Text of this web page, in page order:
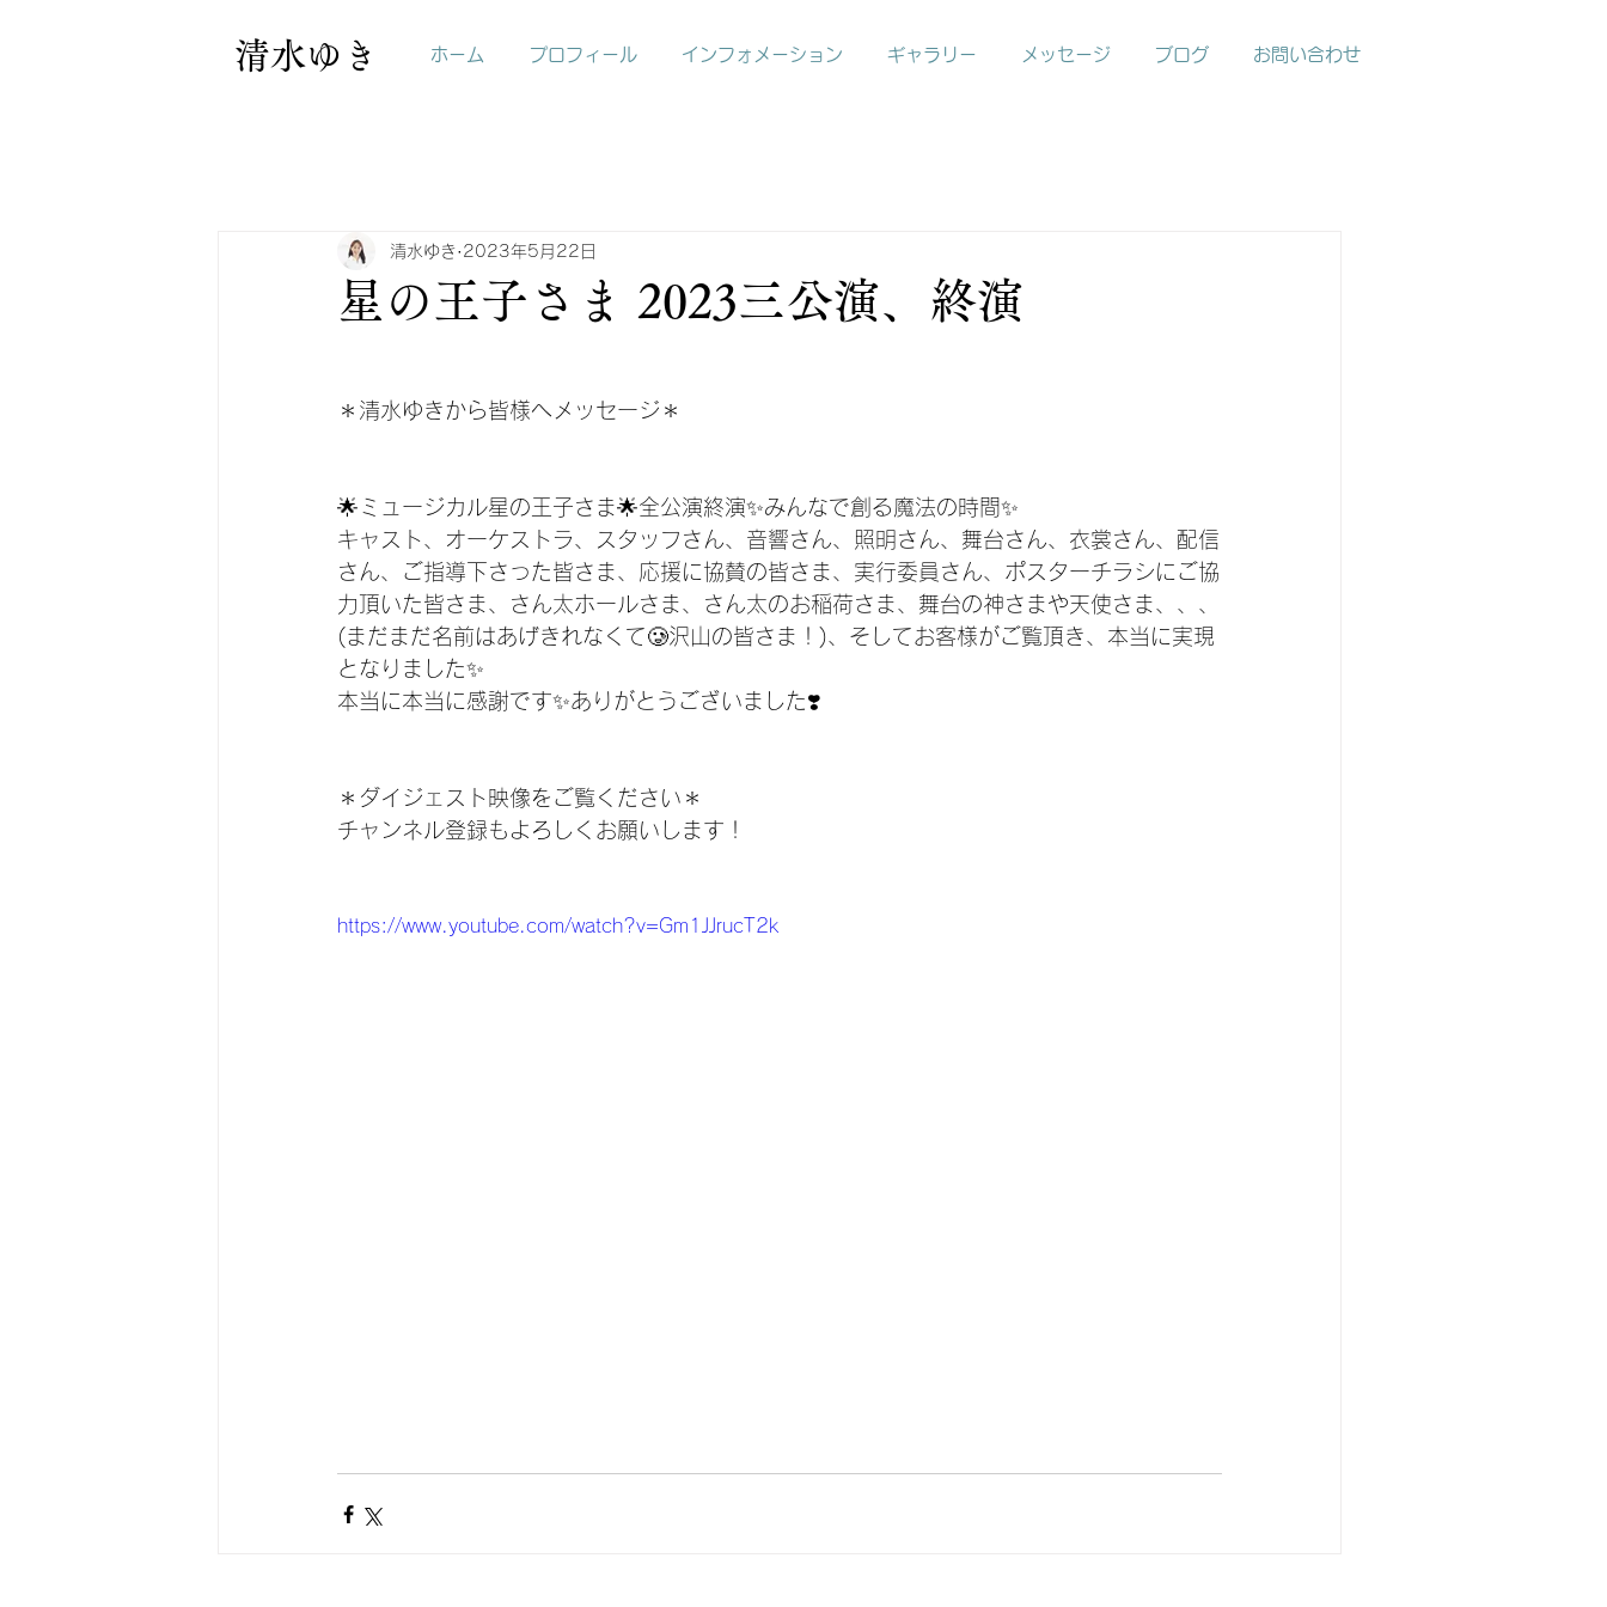
清水ゆき ホーム プロフィール インフォメーション ギャラリー メッセージ ブログ お問い合わせ
星の王子さま 2023三公演、終演
清水ゆき 2023年5月22日
＊清水ゆきから皆様へメッセージ＊
🌟ミュージカル星の王子さま🌟全公演終演✨みんなで創る魔法の時間✨
キャスト、オーケストラ、スタッフさん、音響さん、照明さん、舞台さん、衣裳さん、配信
さん、ご指導下さった皆さま、応援に協賛の皆さま、実行委員さん、ポスターチラシにご協
力頂いた皆さま、さん太ホールさま、さん太のお稲荷さま、舞台の神さまや天使さま、、、
(まだまだ名前はあげきれなくて🥲沢山の皆さま！)、そしてお客様がご覧頂き、本当に実現
となりました✨
本当に本当に感謝です✨ありがとうございました❣️
＊ダイジェスト映像をご覧ください＊
​チャンネル登録もよろしくお願いします！
https://www.youtube.com/watch?v=Gm1JJrucT2k